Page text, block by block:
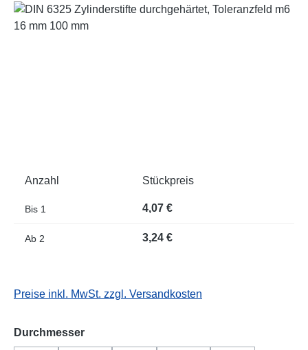
Bildergalerie überspringen
Anzahl Stückpreis
Bis 1 4,07 €
Ab 2 3,24 €
Preise inkl. MwSt. zzgl. Versandkosten
Durchmesserauswählen